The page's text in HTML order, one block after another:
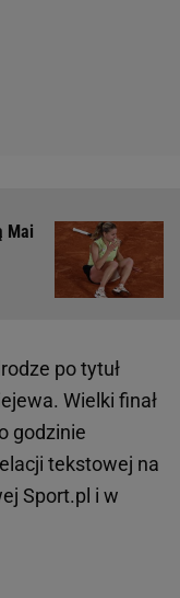
Mai
po tytuł
Wielki finał
godzinie
tekstowej na
Sport.pl i w